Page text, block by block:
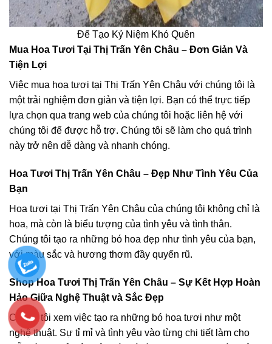
Để Tạo Kỷ Niệm Khó Quên
Mua Hoa Tươi Tại Thị Trấn Yên Châu – Đơn Giản Và
Tiện Lợi
Việc mua hoa tươi tại Thị Trấn Yên Châu với chúng tôi là
một trải nghiệm đơn giản và tiện lợi. Bạn có thể trực tiếp
lựa chọn qua trang web của chúng tôi hoặc liên hệ với
chúng tôi để được hỗ trợ. Chúng tôi sẽ làm cho quá trình
này trở nên dễ dàng và nhanh chóng.
Hoa Tươi Thị Trấn Yên Châu – Đẹp Như Tình Yêu Của
Bạn
Hoa tươi tại Thị Trấn Yên Châu của chúng tôi không chỉ là
hoa, mà còn là biểu tượng của tình yêu và tình thân.
Chúng tôi tạo ra những bó hoa đẹp như tình yêu của bạn,
với màu sắc và hương thơm đầy quyến rũ.
Shop Hoa Tươi Thị Trấn Yên Châu – Sự Kết Hợp Hoàn
Hảo Giữa Nghệ Thuật và Sắc Đẹp
Chúng tôi xem việc tạo ra những bó hoa tươi như một
nghệ thuật. Sự tỉ mỉ và tình yêu vào từng chi tiết làm cho